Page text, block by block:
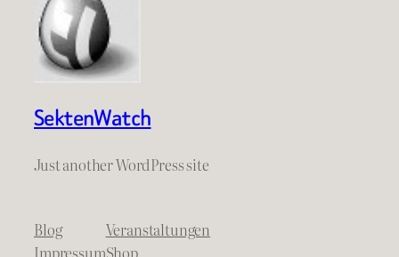
SektenWatch
Just another WordPress site
Blog
Impressum
Veranstaltungen
Shop